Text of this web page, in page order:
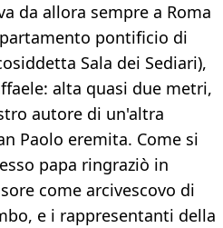
da allora sempre a Roma
pontificio di
Sala dei Sediari),
alta quasi due metri,
autore di un'altra
Paolo eremita. Come si
papa ringraziò in
come arcivescovo di
e i rappresentanti della